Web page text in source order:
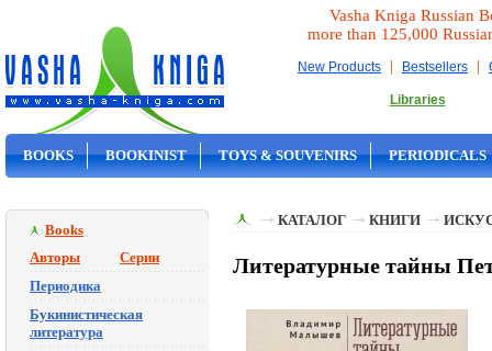
Vasha Kniga Russian
more than 125,000
New Products | Bestsellers |
Libraries
BOOKS BOOKINIST TOYS & SOUVENIRS PERIODICALS
Books
Авторы
Серии
Периодика
Букинистическая
литература
КАТАЛОГ КНИГИ
Литературные тайны